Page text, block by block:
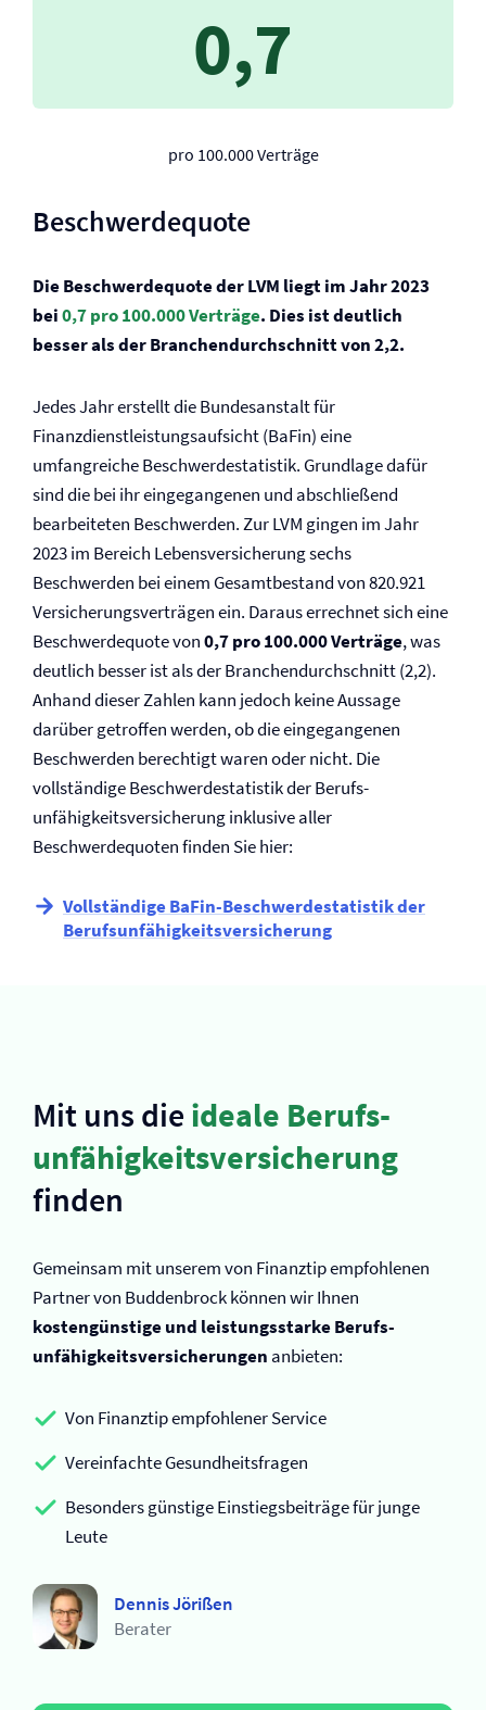
0,7
pro 100.000 Verträge
Beschwerdequote
Die Beschwerdequote der LVM liegt im Jahr 2023
bei0,7 pro 100.000 Verträge. Dies ist deutlich
besser als der Branchendurchschnitt von 2,2.
Jedes Jahr erstellt die Bundesanstalt für
Finanzdienstleistungsaufsicht (BaFin) eine
umfangreiche Beschwerdestatistik. Grundlage dafür
sind die bei ihr eingegangenen und abschließend
bearbeiteten Beschwerden. Zur LVM gingen im Jahr
2023 im Bereich Lebens­versicherung sechs
Beschwerden bei einem Gesamtbestand von 820.921
Versicherungsverträgen ein. Daraus errechnet sich eine
Beschwerdequote von0,7 pro 100.000 Verträge, was
deutlich besser ist als der Branchendurchschnitt (2,2).
Anhand dieser Zahlen kann jedoch keine Aussage
darüber getroffen werden, ob die eingegangenen
Beschwerden berechtigt waren oder nicht. Die
vollständige Beschwerdestatistik der Berufs­
unfähigkeits­versicherung inklusive aller
Beschwerdequoten finden Sie hier:
Vollständige BaFin-Beschwerdestatistik der
Berufs­unfähigkeits­versicherung
Mit uns die ideale Berufs­
unfähigkeits­versicherung
finden
Gemeinsam mit unserem von Finanztip empfohlenen
Partner von Buddenbrock können wir Ihnen
kostengünstige und leistungsstarke Berufs­
unfähigkeits­versicherungen anbieten:
Von Finanztip empfohlener Service
Vereinfachte Gesundheitsfragen
Besonders günstige Einstiegsbeiträge für junge
Leute
Dennis Jörißen
Berater